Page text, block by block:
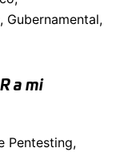
Gubernamental,
a mi
Pentesting,